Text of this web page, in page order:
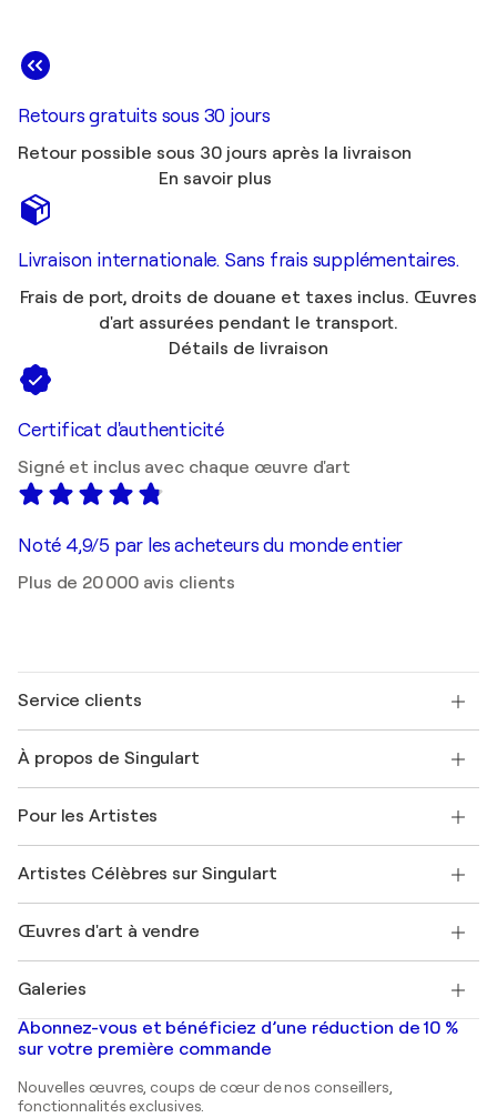
Retours gratuits sous 30 jours
Retour possible sous 30 jours après la livraison
En savoir plus
Livraison internationale. Sans frais supplémentaires.
Frais de port, droits de douane et taxes inclus. Œuvres
d'art assurées pendant le transport.
Détails de livraison
Certificat d'authenticité
Signé et inclus avec chaque œuvre d'art
Noté 4,9/5 par les acheteurs du monde entier
Plus de 20 000 avis clients
Service clients
Expédition
Offrir une carte cadeau
Rejoignez notre programme commercial
Mon compte
+33 1 76 44 06 42
À propos de Singulart
FAQ
Magazine Singulart
Emplois
Découvrez une sélection d'art original
Pour les Artistes
Se connecter en tant qu'Artiste
Artistes Célèbres sur Singulart
Marc Chagall
Banksy
Mr. Brainwash
Shepard Fairey
Œuvres d'art à vendre
Tableaux abstraits à vendre
Peintures de paysage
Estampes
Peintures acryliques
Galeries
Galeries d'art en France
Galeries d'art en Belgique
Abonnez-vous et bénéficiez d’une réduction de 10 %
sur votre première commande
Nouvelles œuvres, coups de cœur de nos conseillers,
fonctionnalités exclusives.